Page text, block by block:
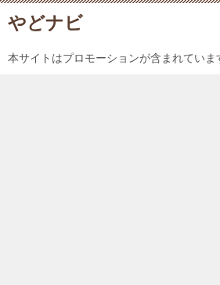
やどナビ
本サイトはプロモーションが含まれていま